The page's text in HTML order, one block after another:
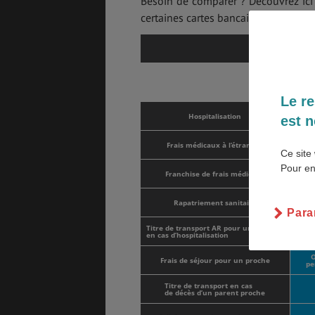
certaines cartes bancaires.
Hospitalisation
Frais médicaux à l’étranger
Franchise de frais médicaux
Rapatriement sanitaire
Titre de transport AR pour un proche
en cas d’hospitalisation
Frais de séjour pour un proche
Titre de transport en cas
de décès d’un parent proche
Le
est
Ce site
Pour